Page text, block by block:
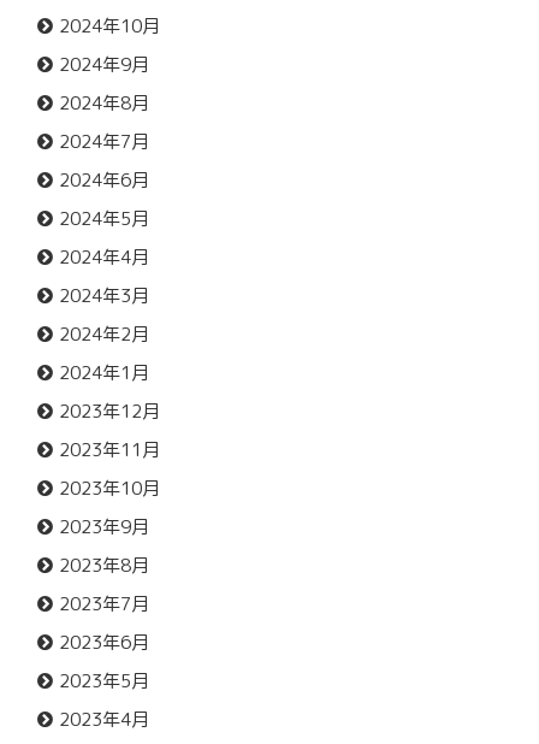
2024年10月
2024年9月
2024年8月
2024年7月
2024年6月
2024年5月
2024年4月
2024年3月
2024年2月
2024年1月
2023年12月
2023年11月
2023年10月
2023年9月
2023年8月
2023年7月
2023年6月
2023年5月
2023年4月